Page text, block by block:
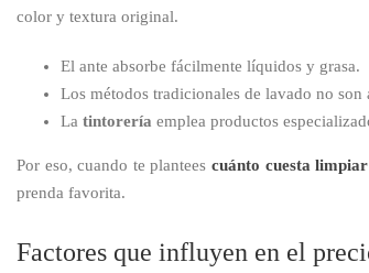
color y textura original.
El ante absorbe fácilmente líquidos y grasa.
Los métodos tradicionales de lavado no son
La tintorería emplea productos
Por eso, cuando te planteescuánto cuesta
prenda favorita.
Factores que influyen en el